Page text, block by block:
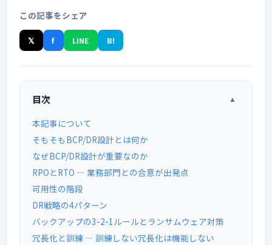
この記事をシェア
𝕏 f LINE B!
目次 ▲
本記事について
そもそもBCP/DR設計とは何か
なぜBCP/DR設計が重要なのか
RPOとRTO ― 業務部門との合意が出発点
可用性の階段
DR戦略の4パターン
バックアップの3-2-1ルールとランサムウェア対策
冗長化と訓練 ― 訓練しない冗長化は機能しない